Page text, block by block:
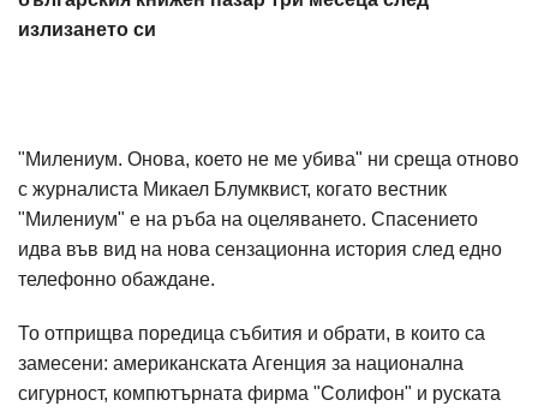
излизането си
"Милениум. Онова, което не ме убива" ни среща отново
с журналиста Микаел Блумквист, когато вестник
"Милениум" е на ръба на оцеляването. Спасението
идва във вид на нова сензационна история след едно
телефонно обаждане.
То отприщва поредица събития и обрати, в които са
замесени: американската Агенция за национална
сигурност, компютърната фирма "Солифон" и руската